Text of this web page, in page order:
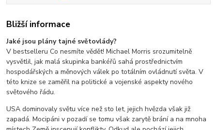
Bližší informace
Jaké jsou plány tajné světovlády?
V bestselleru Co nesmíte vědět! Michael Morris srozumitelně
vysvětlil, jak malá skupinka bankéřů sahá prostřednictvím
hospodářských a měnových válek po totálním ovládnutí světa. V
této knize se zaměřil na politické a vojenské aspekty nového
světového řádu.
USA dominovaly světu více než sto let, jejich hvězda však již
zapadá. Mocipáni v pozadí se tomu však zarytě brání a na mnoha